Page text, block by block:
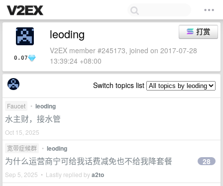
0.07
打赏
leoding
V2EX member #245173, joined on 2017-07-28
13:39:24 +08:00
Switch topics list
Faucet • leoding
水主财，接水管
Oct 15, 2025
宽带症候群
• leoding
为什么运营商宁可给我话费减免也不给我降套餐
Sep 5, 2025 • Lastly replied bya2to
28